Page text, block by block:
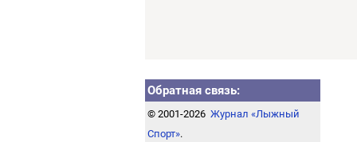
Обратная связь:
© 2001-2026 Журнал «Лыжный
Спорт».